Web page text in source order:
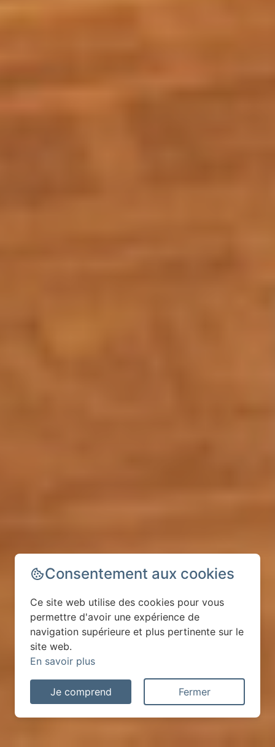
Consentement aux cookies
Ce site web utilise des cookies pour vous
permettre d'avoir une expérience de
navigation supérieure et plus pertinente sur le
site web.
En savoir plus
Je comprend Fermer